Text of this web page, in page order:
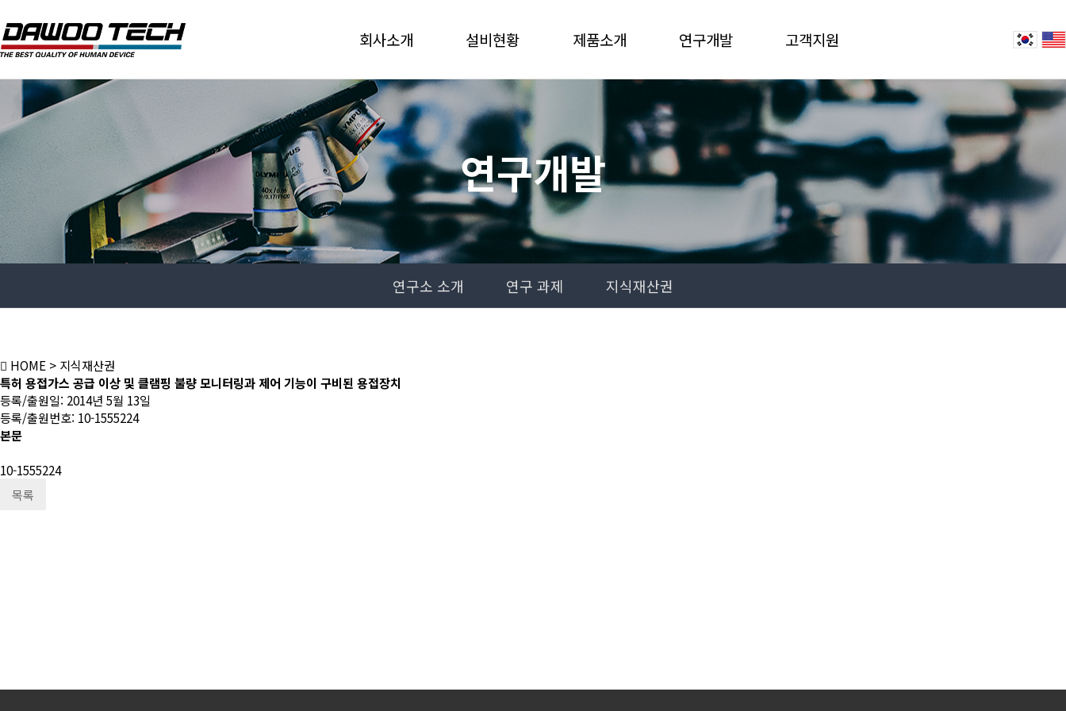
회사소개 설비현황 제품소개 연구개발 고객지원
연구개발
연구소 소개 연구 과제 지식재산권
HOME > 지식재산권
특허 용접가스 공급 이상 및 클램핑 불량 모니터링과 제어 기능이 구비된 용접장치
등록/출원일: 2014년 5월 13일
등록/출원번호: 10-1555224
본문
10-1555224
목록